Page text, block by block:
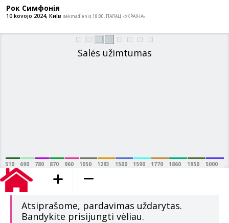
Рок Симфонія
Salės užimtumas
510 690 780 870 960 1050 1293 1500 1590 1770 1860 1950 5000
pridėta į krepšelį
Atsiprašome, pardavimas uždarytas.
Bandykite prisijungti vėliau.